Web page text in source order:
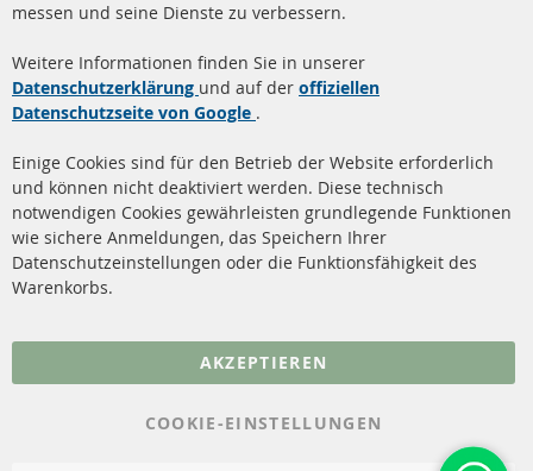
Quick Links
Dieselpartikelfilter (DPF)
Dieselpartikelfilter
Katalysator (KAT)
Sensoren
FAQ
Kundenservice
Über uns
Versandkosten
Kontakt
Vertrag widerrufen
messen und seine Dienste zu verbessern.
Weitere Informationen finden Sie in unserer
Datenschutzerklärung und auf der offiziellen
Datenschutzseite von Google .
Einige Cookies sind für den Betrieb der Website erforderlich
und können nicht deaktiviert werden. Diese technisch
notwendigen Cookies gewährleisten grundlegende Funktionen
wie sichere Anmeldungen, das Speichern Ihrer
Datenschutzeinstellungen oder die Funktionsfähigkeit des
Warenkorbs.
AKZEPTIEREN
COOKIE-EINSTELLUNGEN